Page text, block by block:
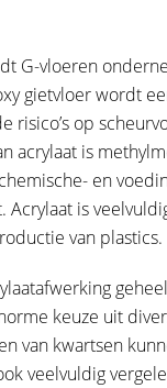
G-vloeren
gietvloer wordt
op
acrylaat is
en
Acrylaat is
van plastics.
keuze uit
van kwartsen
veelvuldig